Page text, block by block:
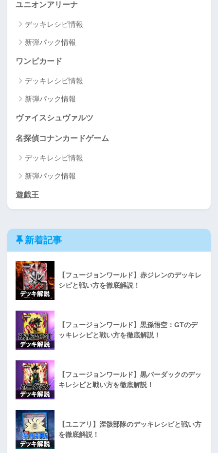
ユニオンアリーナ
デッキレシピ情報
新弾パック情報
ワンピカード
デッキレシピ情報
新弾パック情報
ヴァイスシュヴァルツ
名探偵コナンカードゲーム
デッキレシピ情報
新弾パック情報
遊戯王
新着記事
【フュージョンワールド】赤ジレンのデッキレ
シピと戦い方を徹底解説！
【フュージョンワールド】黒孫悟空：GTのデ
ッキレシピと戦い方を徹底解説！
【フュージョンワールド】黒バーダックのデッ
キレシピと戦い方を徹底解説！
【ユニアリ】涅骸部隊のデッキレシピと戦い方
を徹底解説！